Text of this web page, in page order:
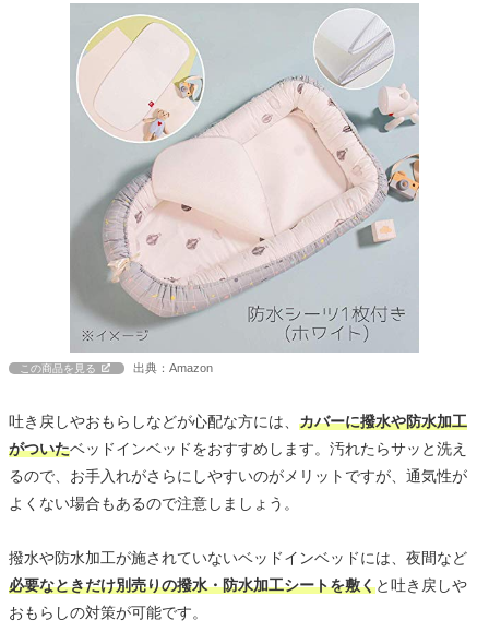
この商品を見る 出典：Amazon
吐き戻しやおもらしなどが心配な方には、 カバーに撥水や防水加工
がついたベッドインベッドをおすすめします。汚れたらサッと洗え
るので、お手入れがさらにしやすいのがメリットですが、通気性が
よくない場合もあるので注意しましょう。
撥水や防水加工が施されていないベッドインベッドには、夜間など
必要なときだけ別売りの撥水・防水加工シートを敷くと吐き戻しや
おもらしの対策が可能です。